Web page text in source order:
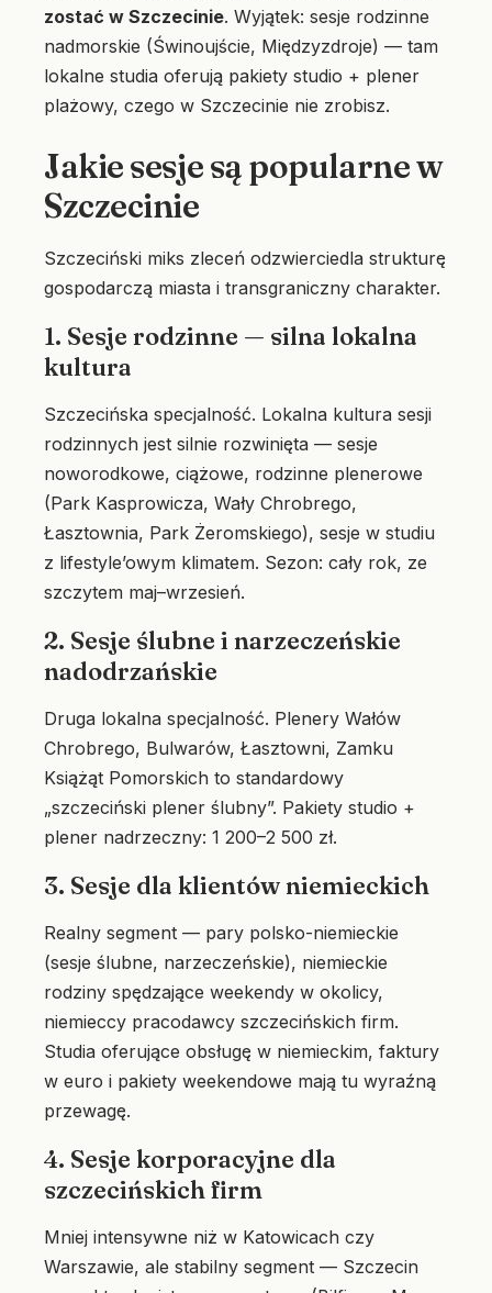
zostać w Szczecinie. Wyjątek: sesje rodzinne
nadmorskie (Świnoujście, Międzyzdroje) — tam
lokalne studia oferują pakiety studio + plener
plażowy, czego w Szczecinie nie zrobisz.
Jakie sesje są popularne w
Szczecinie
Szczeciński miks zleceń odzwierciedla strukturę
gospodarczą miasta i transgraniczny charakter.
1. Sesje rodzinne — silna lokalna
kultura
Szczecińska specjalność. Lokalna kultura sesji
rodzinnych jest silnie rozwinięta — sesje
noworodkowe, ciążowe, rodzinne plenerowe
(Park Kasprowicza, Wały Chrobrego,
Łasztownia, Park Żeromskiego), sesje w studiu
z lifestyle’owym klimatem. Sezon: cały rok, ze
szczytem maj–wrzesień.
2. Sesje ślubne i narzeczeńskie
nadodrzańskie
Druga lokalna specjalność. Plenery Wałów
Chrobrego, Bulwarów, Łasztowni, Zamku
Książąt Pomorskich to standardowy
„szczeciński plener ślubny”. Pakiety studio +
plener nadrzeczny: 1 200–2 500 zł.
3. Sesje dla klientów niemieckich
Realny segment — pary polsko-niemieckie
(sesje ślubne, narzeczeńskie), niemieckie
rodziny spędzające weekendy w okolicy,
niemieccy pracodawcy szczecińskich firm.
Studia oferujące obsługę w niemieckim, faktury
w euro i pakiety weekendowe mają tu wyraźną
przewagę.
4. Sesje korporacyjne dla
szczecińskich firm
Mniej intensywne niż w Katowicach czy
Warszawie, ale stabilny segment — Szczecin